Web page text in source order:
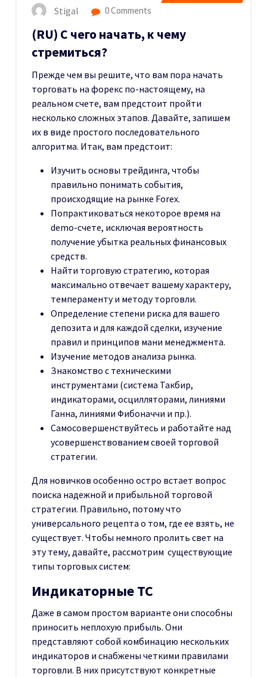
Stigal 0 Comments
(RU) С чего начать, к чему
стремиться?
Прежде чем вы решите, что вам пора начать
торговать на форекс по-настоящему, на
реальном счете, вам предстоит пройти
несколько сложных этапов. Давайте, запишем
их в виде простого последовательного
алгоритма. Итак, вам предстоит:
Изучить основы трейдинга, чтобы
правильно понимать события,
происходящие на рынке Forex.
Попрактиковаться некоторое время на
demo-счете, исключая вероятность
получение убытка реальных финансовых
средств.
Найти торговую стратегию, которая
максимально отвечает вашему характеру,
темпераменту и методу торговли.
Определение степени риска для вашего
депозита и для каждой сделки, изучение
правил и принципов мани менеджмента.
Изучение методов анализа рынка.
Знакомство с техническими
инструментами (система Такбир,
индикаторами, осцилляторами, линиями
Ганна, линиями Фибоначчи и пр.).
Самосовершенствуйтесь и работайте над
усовершенствованием своей торговой
стратегии.
Для новичков особенно остро встает вопрос
поиска надежной и прибыльной торговой
стратегии. Правильно, потому что
универсального рецепта о том, где ее взять, не
существует. Чтобы немного пролить свет на
эту тему, давайте, рассмотрим существующие
типы торговых систем:
Индикаторные ТС
Даже в самом простом варианте они способны
приносить неплохую прибыль. Они
представляют собой комбинацию нескольких
индикаторов и снабжены четкими правилами
торговли. В них присутствуют конкретные